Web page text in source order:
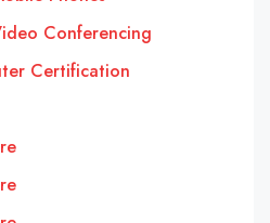
Conferencing
Certification